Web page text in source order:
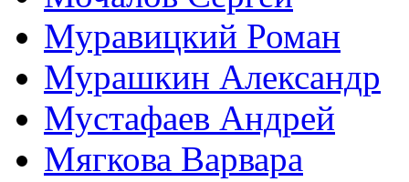
Муравицкий Роман
Мурашкин Александр
Мустафаев Андрей
Мягкова Варвара